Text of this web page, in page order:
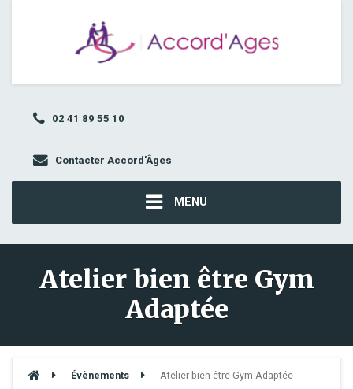
02 41 89 55 10
Contacter Accord'Âges
MENU
Atelier bien être Gym
Adaptée
Évènements Atelier bien être Gym Adaptée